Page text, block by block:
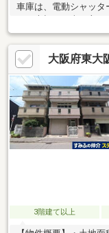
車庫は、電動シャッタ
弥刀中学校まで徒歩
に位置しているので
ながら、駅、お買い物
徒歩圏内に揃ってい
方をお手に入れてい
なので室内大変キレイ
大阪府東大
3階建て以上